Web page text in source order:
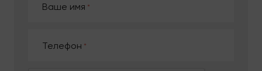
Ваше имя
Телефон